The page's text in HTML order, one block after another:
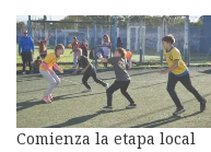
Comienza la etapa local